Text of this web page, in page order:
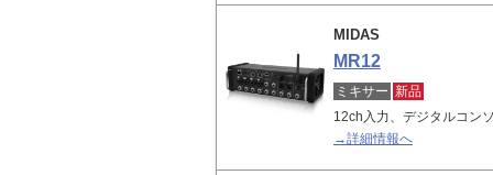
MIDAS
MR12
ミキサー 新品
12ch入力、デジタルコン
→詳細情報へ